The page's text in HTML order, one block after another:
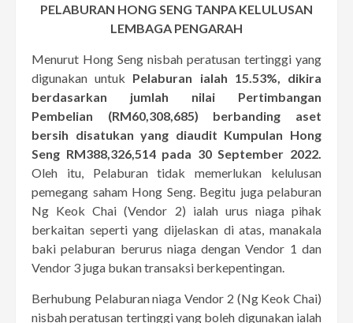
PELABURAN HONG SENG TANPA KELULUSAN
LEMBAGA PENGARAH
Menurut Hong Seng nisbah peratusan tertinggi yang
digunakan untuk Pelaburan ialah 15.53%, dikira
berdasarkan jumlah nilai Pertimbangan
Pembelian (RM60,308,685) berbanding aset
bersih disatukan yang diaudit Kumpulan Hong
Seng RM388,326,514 pada 30 September 2022.
Oleh itu, Pelaburan tidak memerlukan kelulusan
pemegang saham Hong Seng. Begitu juga pelaburan
Ng Keok Chai (Vendor 2) ialah urus niaga pihak
berkaitan seperti yang dijelaskan di atas, manakala
baki pelaburan berurus niaga dengan Vendor 1 dan
Vendor 3 juga bukan transaksi berkepentingan.
Berhubung Pelaburan niaga Vendor 2 (Ng Keok Chai)
nisbah peratusan tertinggi yang boleh digunakan ialah